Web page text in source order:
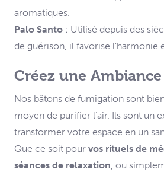
aromatiques.
Palo Santo : Utilisé depuis des
de guérison, il favorise l’harmonie
Créez une
Nos bâtons de fumigation sont
moyen de purifier l’air. Ils sont un
transformer votre espace en un
Que ce soit pour vos rituels de
séances de relaxation, ou